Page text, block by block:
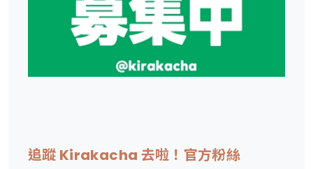
追蹤 Kirakacha 去啦！官方粉絲